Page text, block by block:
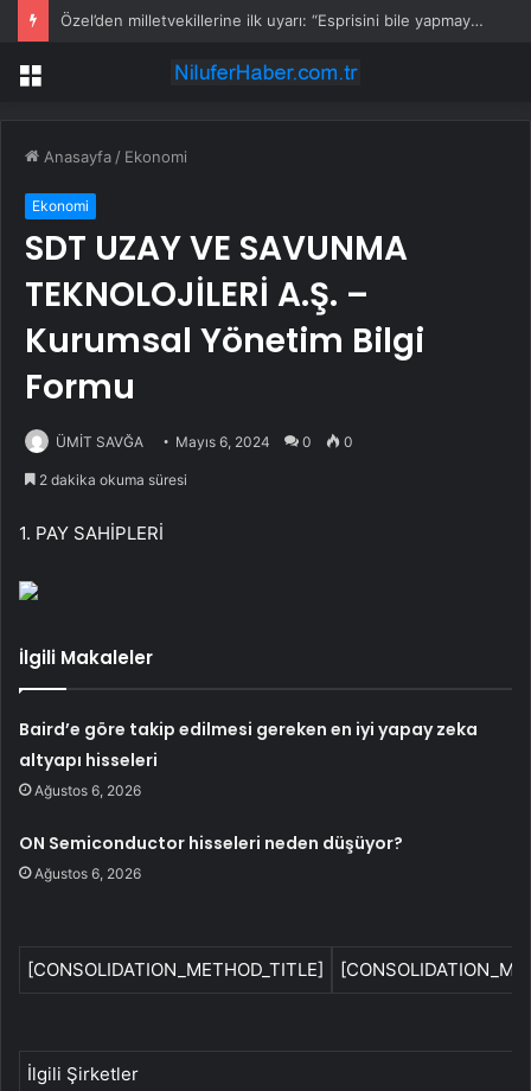
Özel’den milletvekillerine ilk uyarı: “Esprisini bile yapmayacaksınız”
Menü
Anasayfa / Ekonomi
Ekonomi
SDT UZAY VE SAVUNMA
TEKNOLOJİLERİ A.Ş. –
Kurumsal Yönetim Bilgi
Formu
ÜMİT SAVĞA Mayıs 6, 2024 0 0
2 dakika okuma süresi
1. PAY SAHİPLERİ
İlgili Makaleler
Baird’e göre takip edilmesi gereken en iyi yapay zeka
altyapı hisseleri
Ağustos 6, 2026
ON Semiconductor hisseleri neden düşüyor?
Ağustos 6, 2026
[CONSOLIDATION_METHOD_TITLE]
İlgili Şirketler